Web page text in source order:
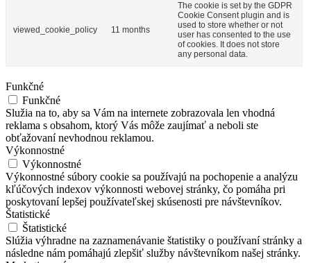
viewed_cookie_policy 11 months
The cookie is set by the GDPR
Cookie Consent plugin and is
used to store whether or not
user has consented to the use
of cookies. It does not store
any personal data.
Funkčné
Funkčné
Služia na to, aby sa Vám na internete zobrazovala len vhodná
reklama s obsahom, ktorý Vás môže zaujímať a neboli ste
obťažovaní nevhodnou reklamou.
Výkonnostné
Výkonnostné
Výkonnostné súbory cookie sa používajú na pochopenie a analýzu
kľúčových indexov výkonnosti webovej stránky, čo pomáha pri
poskytovaní lepšej používateľskej skúsenosti pre návštevníkov.
Štatistické
Štatistické
Slúžia výhradne na zaznamenávanie štatistiky o používaní stránky a
následne nám pomáhajú zlepšiť služby návštevníkom našej stránky.